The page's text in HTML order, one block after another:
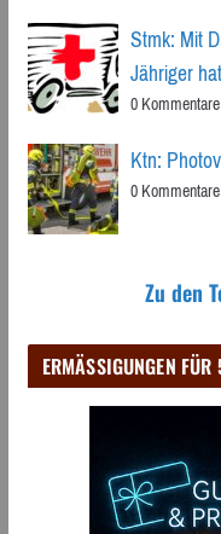
Stmk: Mit
Jähriger
0 Kommentare
Ktn:
0 Kommentare
Zu den
ERMÄSSIGUNGEN